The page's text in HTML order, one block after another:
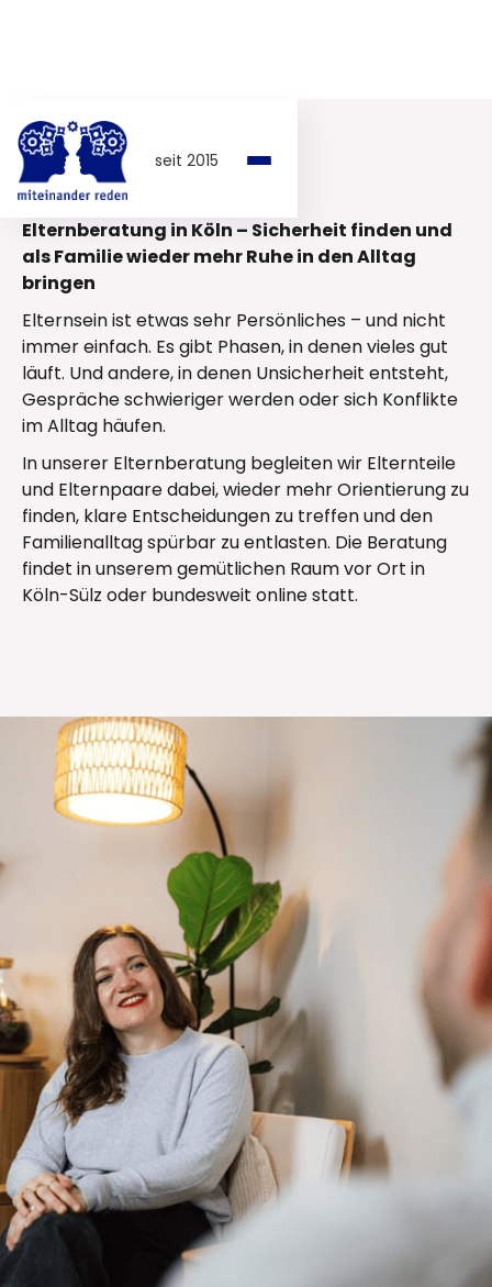
seit 2015
UNSERE LEISTUNGEN
Elternberatung
Elternberatung in Köln – Sicherheit finden und
als Familie wieder mehr Ruhe in den Alltag
bringen
Elternsein ist etwas sehr Persönliches – und nicht
immer einfach. Es gibt Phasen, in denen vieles gut
läuft. Und andere, in denen Unsicherheit entsteht,
Gespräche schwieriger werden oder sich Konflikte
im Alltag häufen.
In unserer Elternberatung begleiten wir Elternteile
und Elternpaare dabei, wieder mehr Orientierung zu
finden, klare Entscheidungen zu treffen und den
Familienalltag spürbar zu entlasten. Die Beratung
findet in unserem gemütlichen Raum vor Ort in
Köln-Sülz oder bundesweit online statt.